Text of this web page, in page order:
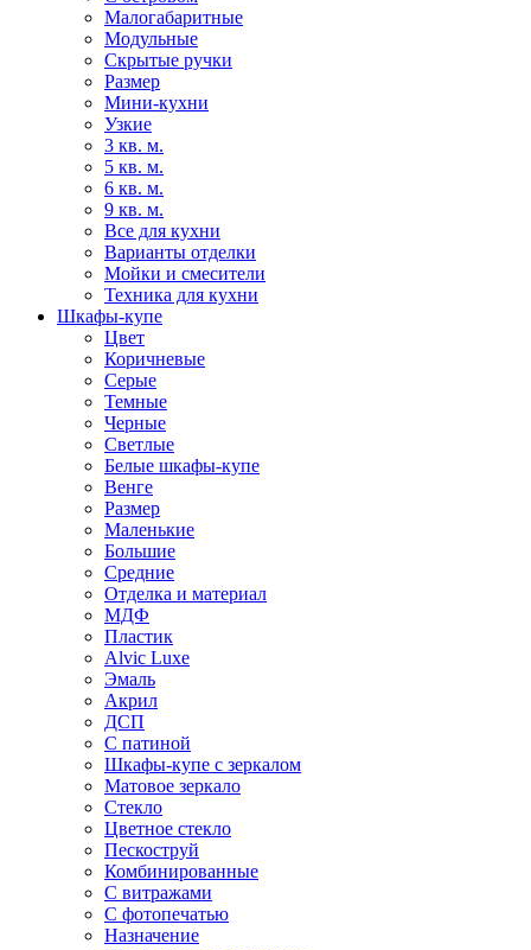
Малогабаритные
Модульные
Скрытые ручки
Размер
Мини-кухни
Узкие
3 кв. м.
5 кв. м.
6 кв. м.
9 кв. м.
Все для кухни
Варианты отделки
Мойки и смесители
Техника для кухни
Шкафы-купе
Цвет
Коричневые
Серые
Темные
Черные
Светлые
Белые шкафы-купе
Венге
Размер
Маленькие
Большие
Средние
Отделка и материал
МДФ
Пластик
Alvic Luxe
Эмаль
Акрил
ДСП
С патиной
Шкафы-купе с зеркалом
Матовое зеркало
Стекло
Цветное стекло
Пескоструй
Комбинированные
С витражами
С фотопечатью
Назначение